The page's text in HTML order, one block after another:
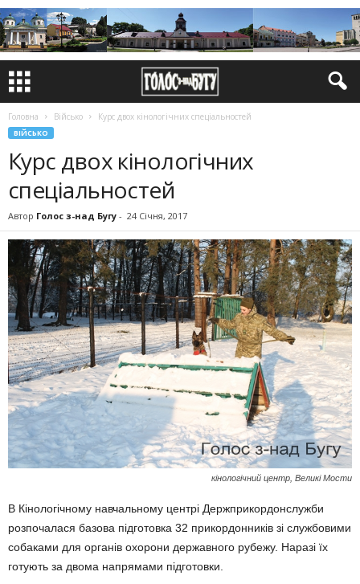
Головна Військо Курс двох кінологічних спеціальностей
ВІЙСЬКО
Курс двох кінологічних
спеціальностей
Автор Голос з-над Бугу - 24 Січня, 2017
кінологічний центр, Великі Мости
В Кінологічному навчальному центрі Держприкордонслужби
розпочалася базова підготовка 32 прикордонників зі службовими
собаками для органів охорони державного рубежу. Наразі їх
готують за двома напрямами підготовки.